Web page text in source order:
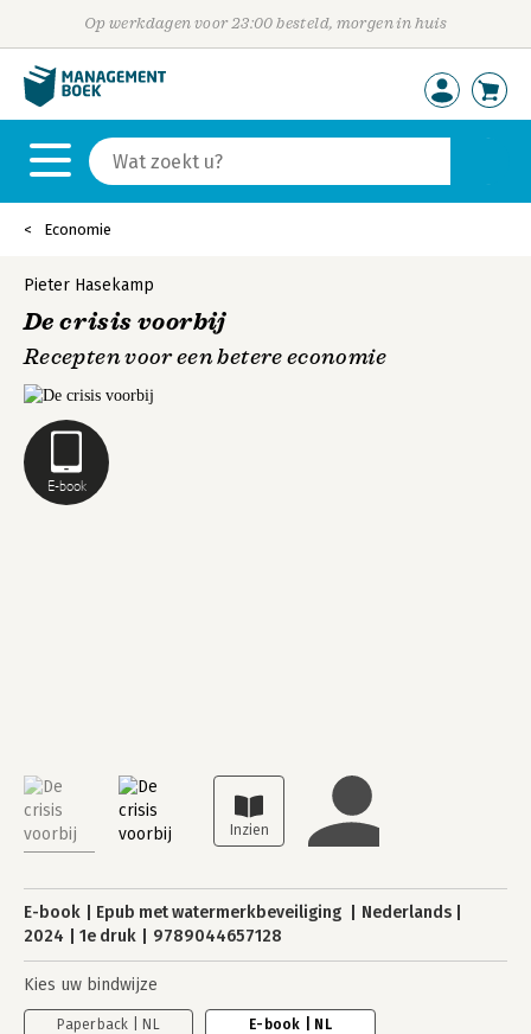
Op werkdagen voor 23:00 besteld, morgen in huis
Economie
E-book
Pieter Hasekamp
De crisis voorbij
Recepten voor een betere economie
E-book Epub met watermerkbeveiliging
Nederlands
2024
1e druk 9789044657128
Kies uw bindwijze
Paperback | NL E-book | NL